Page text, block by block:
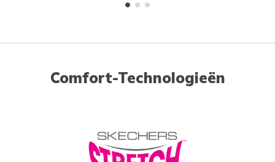
Comfort-Technologieën